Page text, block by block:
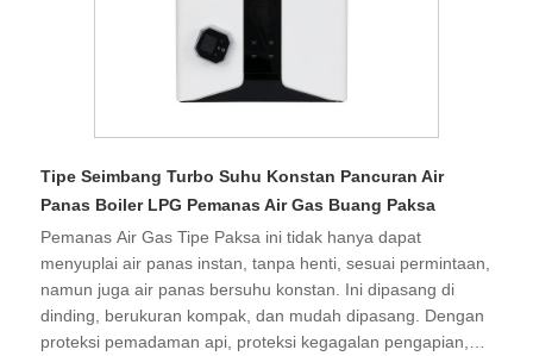
Tipe Seimbang Turbo Suhu Konstan Pancuran Air
Panas Boiler LPG Pemanas Air Gas Buang Paksa
Pemanas Air Gas Tipe Paksa ini tidak hanya dapat
menyuplai air panas instan, tanpa henti, sesuai permintaan,
namun juga air panas bersuhu konstan. Ini dipasang di
dinding, berukuran kompak, dan mudah dipasang. Dengan
proteksi pemadaman api, proteksi kegagalan pengapian,